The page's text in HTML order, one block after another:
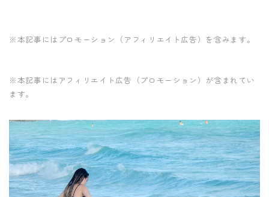
※本記事にはプロモーション（アフィリエイト広告）を含みます。
※本記事にはアフィリエイト広告（プロモーション）が含まれてい
ます。